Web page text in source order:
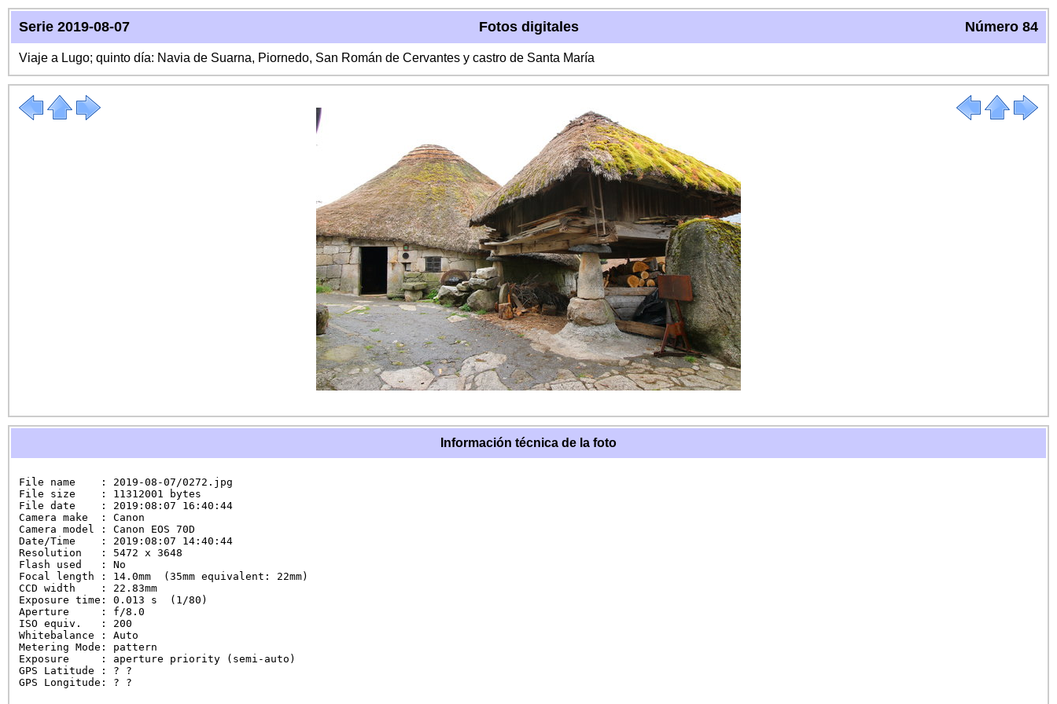
Serie 2019-08-07 Número 84
Fotos digitales
Viaje a Lugo; quinto día: Navia de Suarna, Piornedo, San Román de Cervantes y castro de Santa María
Información técnica de la foto
File name    : 2019-08-07/0272.jpg
File size    : 11312001 bytes
File date    : 2019:08:07 16:40:44
Camera make  : Canon
Camera model : Canon EOS 70D
Date/Time    : 2019:08:07 14:40:44
Resolution   : 5472 x 3648
Flash used   : No
Focal length : 14.0mm  (35mm equivalent: 22mm)
CCD width    : 22.83mm
Exposure time: 0.013 s  (1/80)
Aperture     : f/8.0
ISO equiv.   : 200
Whitebalance : Auto
Metering Mode: pattern
Exposure     : aperture priority (semi-auto)
GPS Latitude : ? ?
GPS Longitude: ? ?